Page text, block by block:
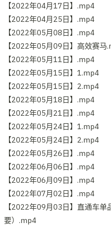
【2022年04月17日】.mp4
【2022年04月25日】.mp4
【2022年05月08日】.mp4
【2022年05月09日】高效赛马
【2022年05月11日】.mp4
【2022年05月15日】1.mp4
【2022年05月15日】2.mp4
【2022年05月18日】.mp4
【2022年05月21日】.mp4
【2022年05月24日】1.mp4
【2022年05月24日】2.mp4
【2022年05月26日】.mp4
【2022年06月06日】.mp4
【2022年06月09日】.mp4
【2022年07月02日】.mp4
【2022年09月03日】直通车
要）.mp4